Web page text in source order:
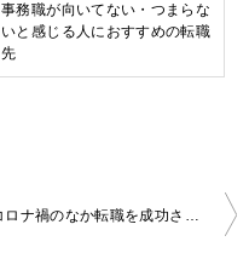
事務職が向いてない・つまらな
いと感じる人におすすめの転職
先
コロナ禍のなか転職を成功させる！テンプスタッフで紹介予定派遣から正社員へ